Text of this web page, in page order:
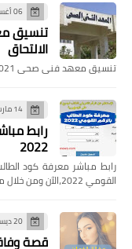
06 أغسطس 2020
الالتحاق
تنسيق معهد فنى صحى 2020/2021 وشروط الالتحاق ح…
14 مارس 2022
رابط
2022
القومي 2022،الآن ومن خلال موقعكم قلب الحدث يم…
20 ديسمبر 2020
قصة